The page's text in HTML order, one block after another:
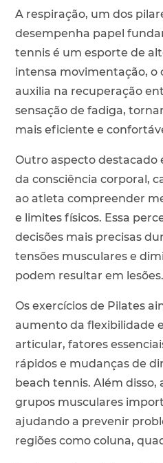
A respiração, um dos
desempenha papel
tennis é um esporte de
intensa movimentação,
auxilia na recuperação
sensação de fadiga,
mais eficiente e
Outro aspecto destacado
da consciência corporal,
ao atleta compreender
e limites físicos. Essa
decisões mais precisas
tensões musculares e
podem resultar em lesões.
Os exercícios de Pilates
aumento da flexibilidade
articular, fatores
rápidos e mudanças de
beach tennis. Além disso,
grupos musculares
ajudando a prevenir
regiões como coluna,